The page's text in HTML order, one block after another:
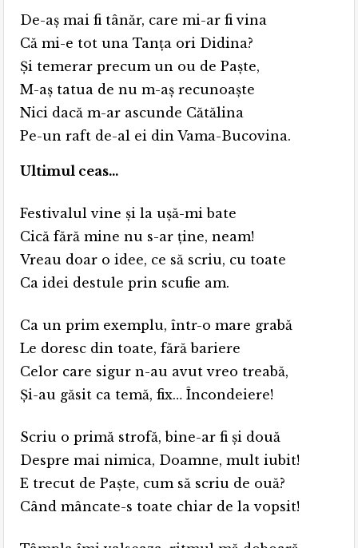
De-aș mai fi tânăr, care mi-ar fi vina
Că mi-e tot una Tanţa ori Didina?
Și temerar precum un ou de Paște,
M-aș tatua de nu m-aș recunoaște
Nici dacă m-ar ascunde Cătălina
Pe-un raft de-al ei din Vama-Bucovina.
Ultimul ceas…
Festivalul vine și la uşă-mi bate
Cică fără mine nu s-ar ține, neam!
Vreau doar o idee, ce să scriu, cu toate
Ca idei destule prin scufie am.
Ca un prim exemplu, într-o mare grabă
Le doresc din toate, fără bariere
Celor care sigur n-au avut vreo treabă,
Și-au găsit ca temă, fix… Încondeiere!
Scriu o primă strofă, bine-ar fi și două
Despre mai nimica, Doamne, mult iubit!
E trecut de Paşte, cum să scriu de ouă?
Când mâncate-s toate chiar de la vopsit!